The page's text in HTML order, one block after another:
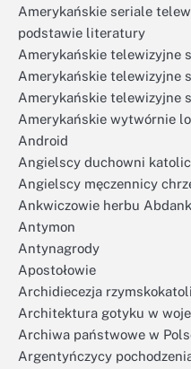
Amerykańskie seriale
podstawie literatury
Amerykańskie telewizyjne
Amerykańskie telewizyjne
Amerykańskie telewizyjne
Amerykańskie wytwórnie
Android
Angielscy duchowni
Angielscy męczennicy
Ankwiczowie herbu Abdank
Antymon
Antynagrody
Apostołowie
Archidiecezja
Architektura gotyku w
Archiwa państwowe w
Argentyńczycy